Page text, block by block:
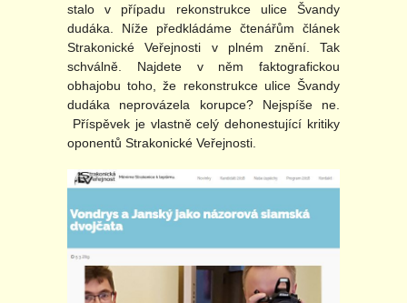
stalo v případu rekonstrukce ulice Švandy
dudáka. Níže předkládáme čtenářům článek
Strakonické Veřejnosti v plném znění. Tak
schválně. Najdete v něm faktografickou
obhajobu toho, že rekonstrukce ulice Švandy
dudáka neprovázela korupce? Nejspíše ne.
Příspěvek je vlastně celý dehonestující kritiky
oponentů Strakonické Veřejnosti.